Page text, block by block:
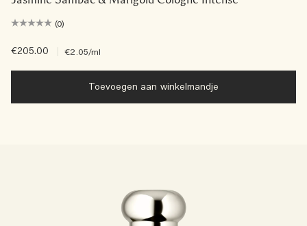
(0)
€205.00 €2.05/ml
Toevoegen aan winkelmandje